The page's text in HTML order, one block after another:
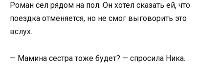
Роман сел рядом на пол. Он хотел сказать ей, что
поездка отменяется, но не смог выговорить это
вслух.
— Мамина сестра тоже будет? — спросила Ника.